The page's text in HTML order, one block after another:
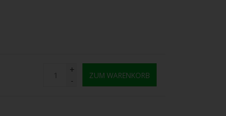
+
-
ZUM WARENKORB